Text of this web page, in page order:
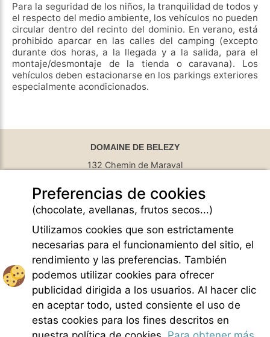
Para la seguridad de los niños, la tranquilidad de todos y
el respecto del medio ambiente, los vehículos no pueden
circular dentro del recinto del dominio. En verano, está
prohibido aparcar en las calles del camping (excepto
durante dos horas, a la llegada y a la salida, para el
montaje/desmontaje de la tienda o caravana). Los
vehículos deben estacionarse en los parkings exteriores
especialmente acondicionados.
DOMAINE DE BELEZY
132 Chemin de Maraval
GPS Latitude : 44.130661010742187
GPS Longitude : 5.1876931190490723
E-mail :belezy@libranoo.com
Tél : +33(0)4 90 65 60 18
Newsletter France 4 Naturisme
Hacer una pregunta
Charte of naturist living
Menciones legales
Condiciones generales de Venta
Creditos fotos
Preferencias de cookies
(chocolate, avellanas, frutos secos...)
Utilizamos cookies que son estrictamente
necesarias para el funcionamiento del sitio, el
rendimiento y las preferencias. También
podemos utilizar cookies para ofrecer
publicidad dirigida a los usuarios. Al hacer clic
en aceptar todo, usted consiente el uso de
estas cookies para los fines descritos en